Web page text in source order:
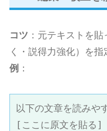
コツ ：元テキストを
く・説得力強化）を指
例 ：
以下の文章を読みや
[ここに原文を貼る]